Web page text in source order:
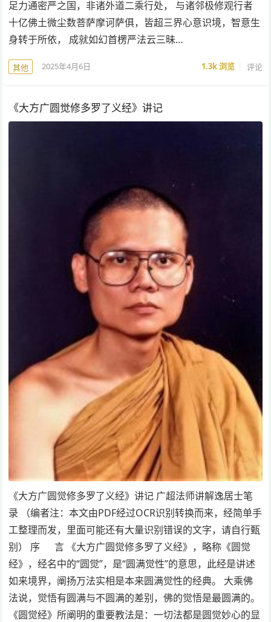
足力通密严之国，非诸外道二乘行处， 与诸邻极修观行者
十亿佛土微尘数菩萨摩诃萨俱，皆超三界心意识境，智意生
身转于所依， 成就如幻首楞严法云三昧…
其他 2025年4月6日 1.3k浏览 评论
《大方广圆觉修多罗了义经》讲记
《大方广圆觉修多罗了义经》讲记 广超法师讲解逸居士笔
录 （编者注：本文由PDF经过OCR识别转换而来，经简单手
工整理而发，里面可能还有大量识别错误的文字，请自行甄
别） 序 言 《大方广圆觉修多罗了义经》，略称《圆觉
经》，经名中的“圆觉”，是“圆满觉性”的意思，此经是讲述
如来境界，阐扬万法实相是本来圆满觉性的经典。 大乘佛
法说，觉悟有圆满与不圆满的差别，佛的觉悟是最圆满的。
《圆觉经》所阐明的重要教法是：一切法都是圆觉妙心的显